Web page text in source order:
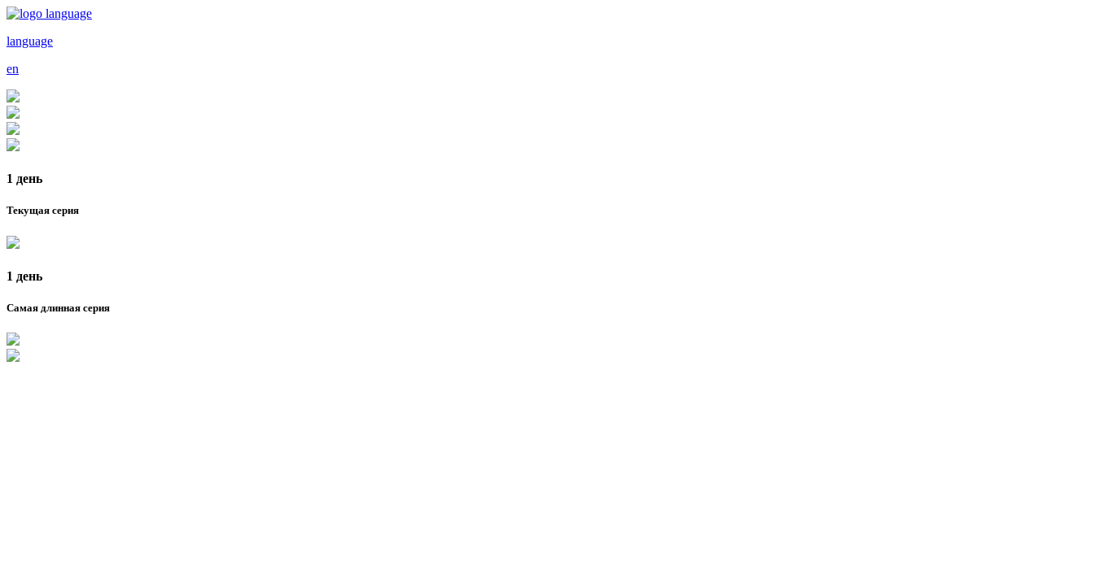
language
en
1 день
Текущая серия
1 день
Самая длинная серия